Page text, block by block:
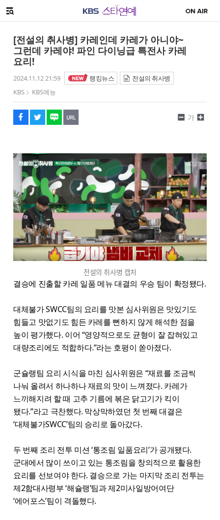
메뉴 열기
[전설의 취사병] 카레인데 카레가 아니야~
그런데 카레야! 파인 다이닝급 특전사 카레
요리!
2024.11.12 21:59 랭킹뉴스
전설의 취사병
KBS
KBS예능
페이스북
트위터
네이버
URL복사
글씨 작게보기
가
글씨 크게보기
전설의 취사병 캡처
결승에 진출할 카레 일품 메뉴 대결의 우승 팀이 확정됐다.
대체불가 SWCC팀의 요리를 맛본 심사위원은 맛있기도
힘들고 맛없기도 힘든 카레를 뻔하지 않게 해석한 점을
높이 평가했다. 이어 “영양적으로도 균형이 잘 잡혀있고
대량조리에도 적합하다.”라는 호평이 쏟아졌다.
군슐랭팀 요리 시식을 마친 심사위원은 “재료를 조금씩
나눠 올려서 하나하나 재료의 맛이 느껴졌다. 카레가
느끼해지려 할 때 고추 기름에 볶은 닭고기가 킥이
됐다.”라고 극찬했다. 막상막하였던 첫 번째 대결은
‘대체불가SWCC’팀의 승리로 돌아갔다.
두 번째 조리 전투 미션 ‘통조림 일품요리’가 공개됐다.
군대에서 많이 쓰이고 있는 통조림을 창의적으로 활용한
요리를 선보여야 한다. 결승으로 가는 마지막 조리 전투는
제2함대사령부 ‘해슐랭’팀과 제2미사일방어여단
‘에어포스’팀이 격돌했다.